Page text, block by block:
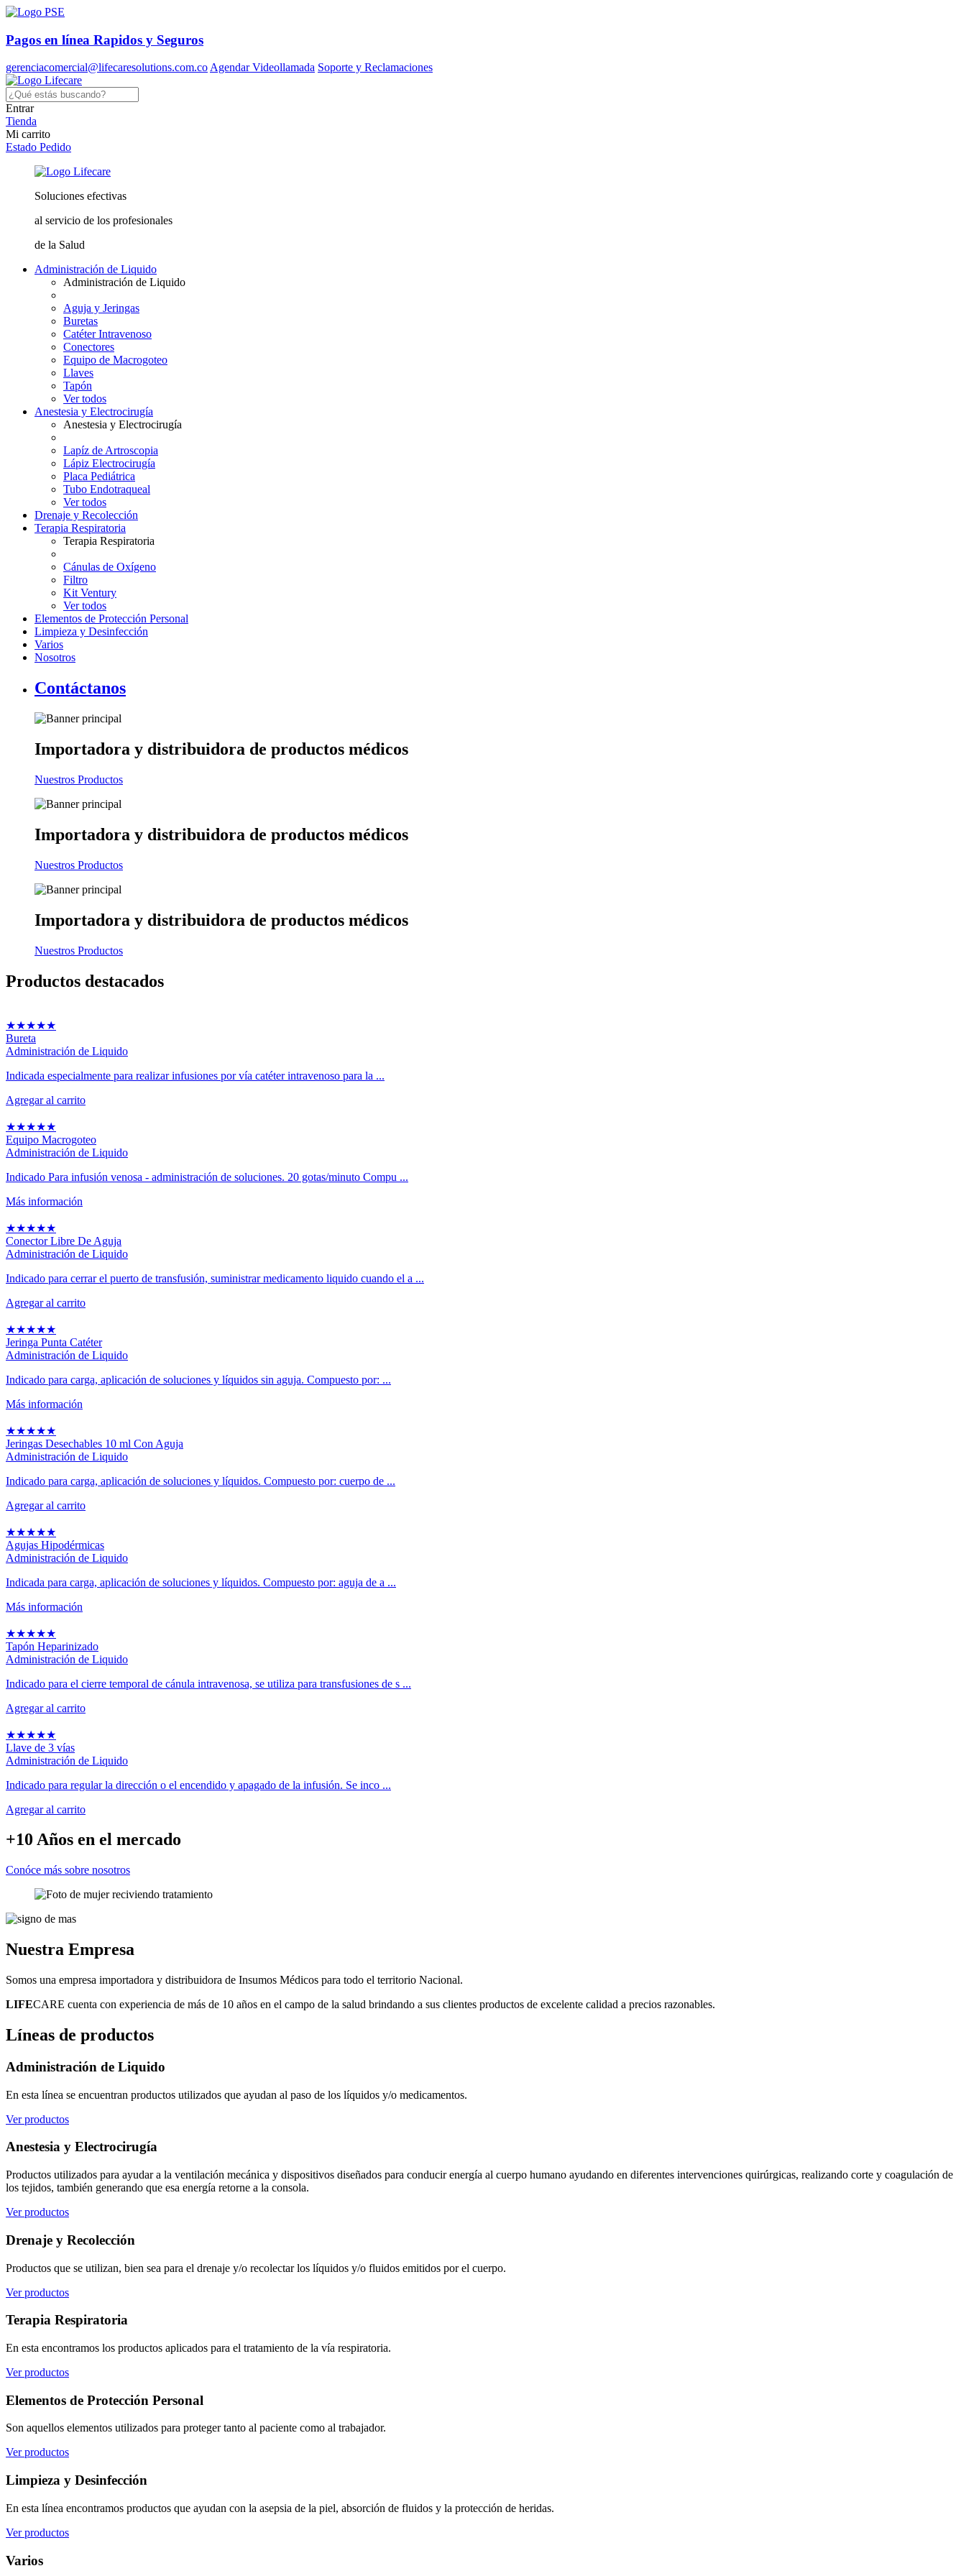
Pagos en línea Rapidos y Seguros
gerenciacomercial@lifecaresolutions.com.coAgendar Videollamada Soporte y Reclamaciones
Entrar
Tienda
Mi carrito
Estado Pedido
Soluciones efectivas
al servicio de los profesionales
de la Salud
Administración de Liquido
Administración de Liquido
Aguja y Jeringas
Buretas
Catéter Intravenoso
Conectores
Equipo de Macrogoteo
Llaves
Tapón
Ver todos
Anestesia y Electrocirugía
Anestesia y Electrocirugía
Lapíz de Artroscopia
Lápiz Electrocirugía
Placa Pediátrica
Tubo Endotraqueal
Ver todos
Drenaje y Recolección
Terapia Respiratoria
Terapia Respiratoria
Cánulas de Oxígeno
Filtro
Kit Ventury
Ver todos
Elementos de Protección Personal
Limpieza y Desinfección
Varios
Nosotros
Contáctanos
Importadora y distribuidora de productos médicos
Nuestros Productos
Importadora y distribuidora de productos médicos
Nuestros Productos
Importadora y distribuidora de productos médicos
Nuestros Productos
Productos destacados
★★★★★
Bureta
Administración de Liquido
Indicada especialmente para realizar infusiones por vía catéter intravenoso para la ...
Agregar al carrito
★★★★★
Equipo Macrogoteo
Administración de Liquido
Indicado Para infusión venosa - administración de soluciones. 20 gotas/minuto Compu ...
Más información
★★★★★
Conector Libre De Aguja
Administración de Liquido
Indicado para cerrar el puerto de transfusión, suministrar medicamento liquido cuando el a ...
Agregar al carrito
★★★★★
Jeringa Punta Catéter
Administración de Liquido
Indicado para carga, aplicación de soluciones y líquidos sin aguja. Compuesto por: ...
Más información
★★★★★
Jeringas Desechables 10 ml Con Aguja
Administración de Liquido
Indicado para carga, aplicación de soluciones y líquidos. Compuesto por: cuerpo de ...
Agregar al carrito
★★★★★
Agujas Hipodérmicas
Administración de Liquido
Indicada para carga, aplicación de soluciones y líquidos. Compuesto por: aguja de a ...
Más información
★★★★★
Tapón Heparinizado
Administración de Liquido
Indicado para el cierre temporal de cánula intravenosa, se utiliza para transfusiones de s ...
Agregar al carrito
★★★★★
Llave de 3 vías
Administración de Liquido
Indicado para regular la dirección o el encendido y apagado de la infusión. Se inco ...
Agregar al carrito
+10 Años en el mercado
Conóce más sobre nosotros
Nuestra Empresa
Somos una empresa importadora y distribuidora de Insumos Médicos para todo el territorio Nacional.
LIFECARE cuenta con experiencia de más de 10 años en el campo de la salud brindando a sus clientes productos de excelente calidad a precios razonables.
Líneas de productos
Administración de Liquido
En esta línea se encuentran productos utilizados que ayudan al paso de los líquidos y/o medicamentos.
Ver productos
Anestesia y Electrocirugía
Productos utilizados para ayudar a la ventilación mecánica y dispositivos diseñados para conducir energía al cuerpo humano ayudando en diferentes intervenciones quirúrgicas, realizando corte y coagulación de
los tejidos, también generando que esa energía retorne a la consola.
Ver productos
Drenaje y Recolección
Productos que se utilizan, bien sea para el drenaje y/o recolectar los líquidos y/o fluidos emitidos por el cuerpo.
Ver productos
Terapia Respiratoria
En esta encontramos los productos aplicados para el tratamiento de la vía respiratoria.
Ver productos
Elementos de Protección Personal
Son aquellos elementos utilizados para proteger tanto al paciente como al trabajador.
Ver productos
Limpieza y Desinfección
En esta línea encontramos productos que ayudan con la asepsia de la piel, absorción de fluidos y la protección de heridas.
Ver productos
Varios